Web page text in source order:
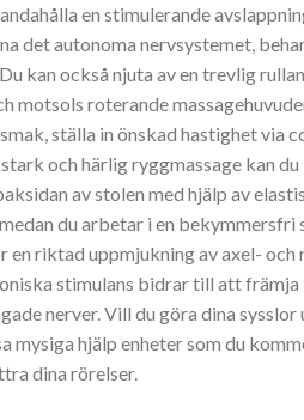
en stimulerande
det autonoma nervsystemet,
kan också njuta av en trevlig
motsols roterande
ställa in önskad hastighet
och härlig ryggmassage kan
av stolen med hjälp av
du arbetar i en
en riktad uppmjukning av axel-
stimulans bidrar till att
nerver. Vill du göra dina
mysiga hjälp enheter som du
dina rörelser.